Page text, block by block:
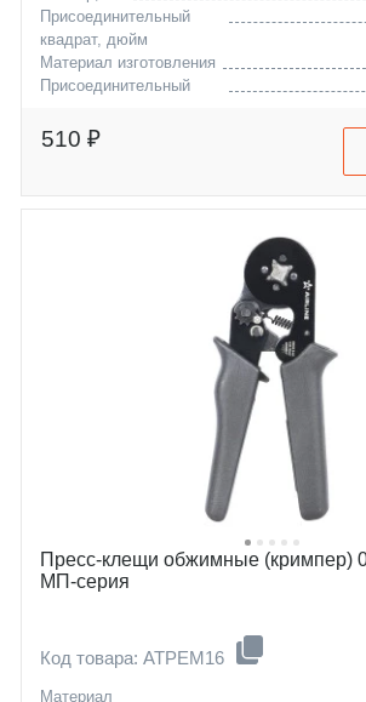
Присоединительный
квадрат, дюйм
Материал изготовления
Присоединительный
510 ₽
Пресс-клещи обжимные (кримпер)
МП-серия
Код товара: ATPEM16
Материал